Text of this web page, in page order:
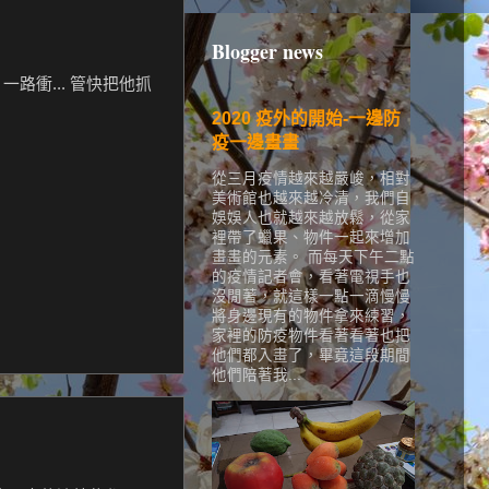
路衝... 管快把他抓
Blogger news
2020 疫外的開始-一邊防
疫一邊畫畫
從三月疫情越來越嚴峻，相對
美術館也越來越冷清，我們自
娛娛人也就越來越放鬆，從家
裡帶了蠟果、物件一起來增加
畫畫的元素。 而每天下午二點
的疫情記者會，看著電視手也
沒閒著，就這樣一點一滴慢慢
將身邊現有的物件拿來練習，
家裡的防疫物件看著看著也把
他們都入畫了，畢竟這段期間
他們陪著我...